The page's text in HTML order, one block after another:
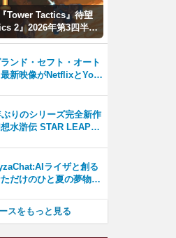
Tower Tactics』待望
2』2026年第3四半期
ランド・セフト・オート
新映像がNetflixとYou
りのシリーズ完全新作
想水滸伝 STAR LEAP』
ライザと創る
だけのひと夏の夢物
これまでにない新鮮な
スをもっと見る